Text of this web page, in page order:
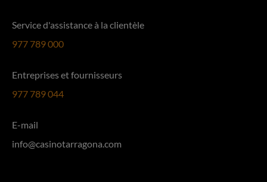
Service d'assistance à la clientèle
977 789 000
Entreprises et fournisseurs
977 789 044
E-mail
info@casinotarragona.com